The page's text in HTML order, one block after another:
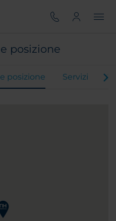
posizione
posizione Servizi